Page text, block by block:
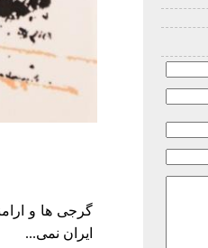
گرجی ها و
ایران نمی...